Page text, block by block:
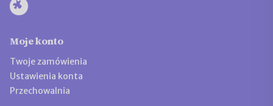
Moje konto
Twoje zamówienia
Ustawienia konta
Przechowalnia